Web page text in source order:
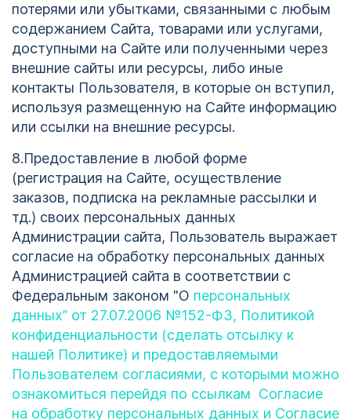
потерями или убытками, связанными с любым
содержанием Сайта, товарами или услугами,
доступными на Сайте или полученными через
внешние сайты или ресурсы, либо иные
контакты Пользователя, в которые он вступил,
используя размещенную на Сайте информацию
или ссылки на внешние ресурсы.
8.Предоставление в любой форме
(регистрация на Сайте, осуществление
заказов, подписка на рекламные рассылки и
тд.) своих персональных данных
Администрации сайта, Пользователь выражает
согласие на обработку персональных данных
Администрацией сайта в соответствии с
Федеральным законом "О персональных
данных” от 27.07.2006 №152-ФЗ, Политикой
конфиденциальности (сделать отсылку к
нашей Политике) и предоставляемыми
Пользователем согласиями, с которыми можно
ознакомиться перейдя по ссылкам Согласие
на обработку персональных данных и Согласие